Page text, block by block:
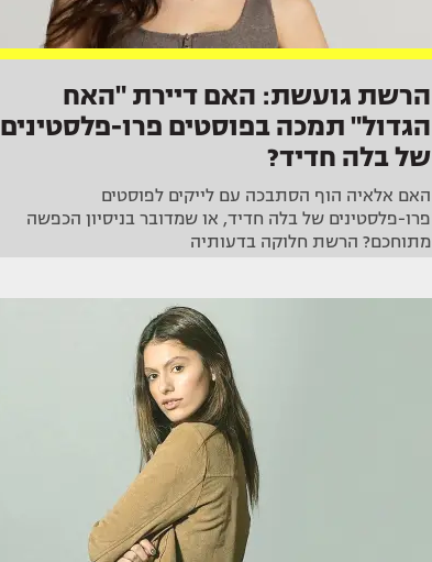
הרשת גועשת: האם דיירת "האח
הגדול" תמכה בפוסטים פרו-פלסטינים
של בלה חדיד?
האם אלאיה הוף הסתבכה עם לייקים לפוסטים
פרו-פלסטינים של בלה חדיד, או שמדובר בניסיון הכפשה
מתוחכם? הרשת חלוקה בדעותיה